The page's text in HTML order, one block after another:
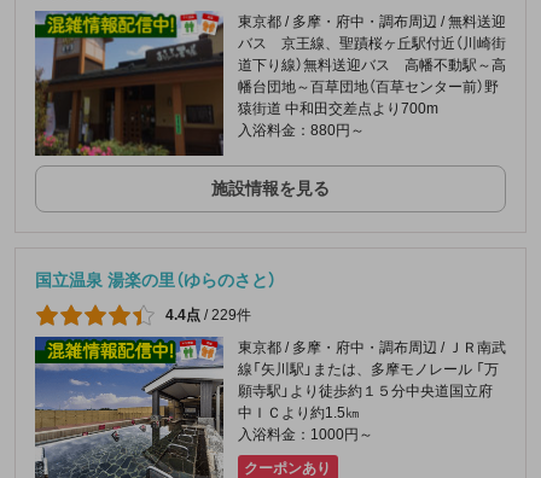
東京都 / 多摩・府中・調布周辺 / 無料送迎
バス 京王線、聖蹟桜ヶ丘駅付近（川崎街
道下り線）無料送迎バス 高幡不動駅～高
幡台団地～百草団地（百草センター前）野
猿街道 中和田交差点より700m
入浴料金：880円～
施設情報を見る
国立温泉 湯楽の里（ゆらのさと）
4.4点 / 229件
東京都 / 多摩・府中・調布周辺 / ＪＲ南武
線「矢川駅」または、多摩モノレール 「万
願寺駅」より徒歩約１５分中央道国立府
中ＩＣより約1.5㎞
入浴料金：1000円～
クーポンあり